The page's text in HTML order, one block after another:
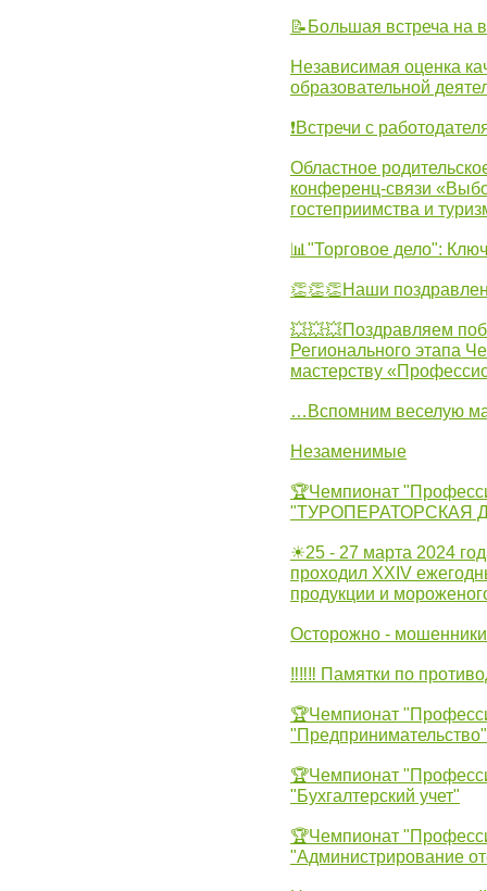
📝Большая встреча на
Независимая оценка
образовательной
❗Встречи с
Областное
конференц-связи
гостеприимства и
📊"Торговое дело":
👏👏👏Наши
💥💥💥Поздравляем
Регионального этапа
мастерству
…Вспомним веселую
Незаменимые
🏆Чемпионат
"ТУРОПЕРАТОРСКАЯ
☀25 - 27 марта 2024
проходил XXIV
продукции и
Осторожно -
‼‼‼ Памятки по
🏆Чемпионат
"Предпринимательство"
🏆Чемпионат
"Бухгалтерский учет"
🏆Чемпионат
"Администрирование